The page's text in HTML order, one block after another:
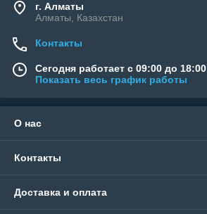
г. Алматы
Алматы, Казахстан
Контакты
Сегодня работает с 09:00 до 18:00
Показать весь график работы
О нас
Контакты
Доставка и оплата